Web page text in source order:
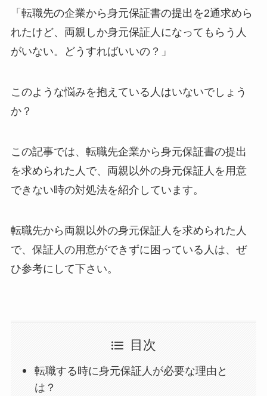
「転職先の企業から身元保証書の提出を2通求めら
れたけど、両親しか身元保証人になってもらう人
がいない。どうすればいいの？」
このような悩みを抱えている人はいないでしょう
か？
この記事では、転職先企業から身元保証書の提出
を求められた人で、両親以外の身元保証人を用意
できない時の対処法を紹介しています。
転職先から両親以外の身元保証人を求められた人
で、保証人の用意ができずに困っている人は、ぜ
ひ参考にして下さい。
目次
転職する時に身元保証人が必要な理由と
は？